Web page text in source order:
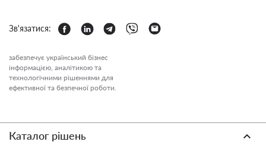
Зв'язатися:
забезпечує український бізнес
інформацією, аналітикою та
технологічними рішеннями для
ефективної та безпечної роботи.
Каталог рішень